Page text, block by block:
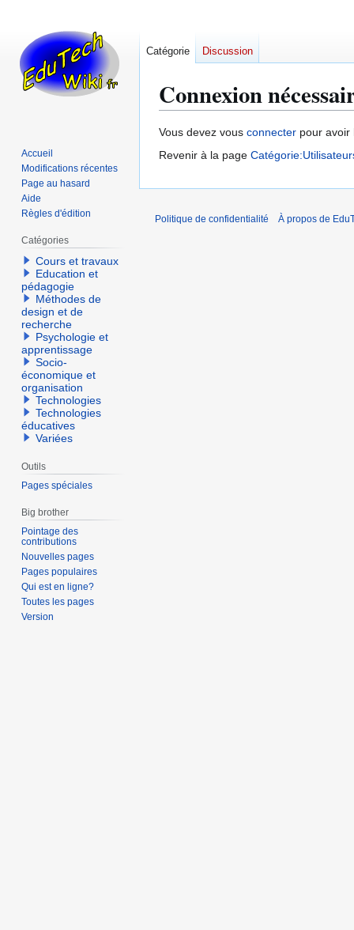
Connexion
Aller
à
Aller
à
Vous devez vous connecter pour avoir
Revenir à la page
Catégorie Discussion
Accueil
Modifications récentes
Page au hasard
Aide
Règles d'édition
Catégories
Cours et travaux
Education et
pédagogie
Méthodes de
design et de
recherche
Psychologie et
apprentissage
Socio-
économique et
organisation
Technologies
Technologies
éducatives
Variées
Outils
Pages spéciales
Big brother
Pointage des
contributions
Nouvelles pages
Pages populaires
Qui est en ligne?
Toutes les pages
Version
Politique de confidentialité À propos de